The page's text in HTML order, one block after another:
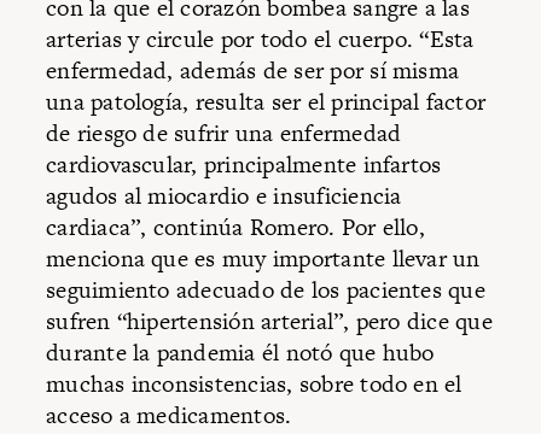
con la que el corazón bombea sangre a las
arterias y circule por todo el cuerpo. “Esta
enfermedad, además de ser por sí misma
una patología, resulta ser el principal factor
de riesgo de sufrir una enfermedad
cardiovascular, principalmente infartos
agudos al miocardio e insuficiencia
cardiaca”, continúa Romero. Por ello,
menciona que es muy importante llevar un
seguimiento adecuado de los pacientes que
sufren “hipertensión arterial”, pero dice que
durante la pandemia él notó que hubo
muchas inconsistencias, sobre todo en el
acceso a medicamentos.